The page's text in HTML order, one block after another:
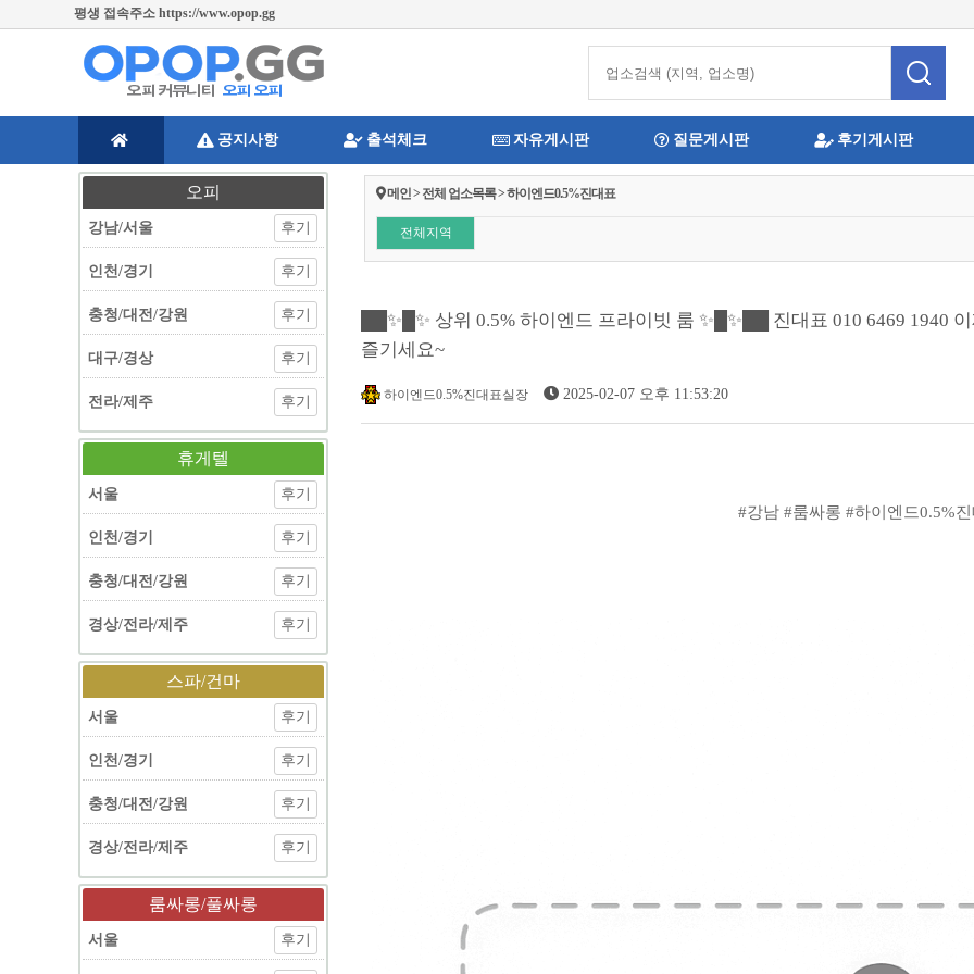
주소변경 및 긴급공지 https://twitter.com/opopgg [오피오피 공식트위터]
공지사항 출석체크 자유게시판 질문게시판 후기게시판
오피
강남/서울 후기
인천/경기 후기
충청/대전/강원 후기
대구/경상 후기
전라/제주 후기
휴게텔
서울 후기
인천/경기 후기
충청/대전/강원 후기
경상/전라/제주 후기
스파/건마
서울 후기
인천/경기 후기
충청/대전/강원 후기
경상/전라/제주 후기
룸싸롱/풀싸롱
서울 후기
메인 > 전체 업소목록 > 하이엔드0.5%진대표
전체지역
██✨█✨ 상위 0.5% 하이엔드 프라이빗 룸 ✨█✨██ 진대표 010 6469 1940
즐기세요~
하이엔드0.5%진대표실장 2025-02-07 오후 11:53:20
#강남 #룸싸롱 #하이엔드0.5%